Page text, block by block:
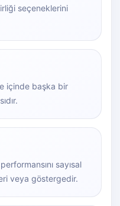
seçeneklerini
içinde başka bir
sayısal
veya göstergedir.